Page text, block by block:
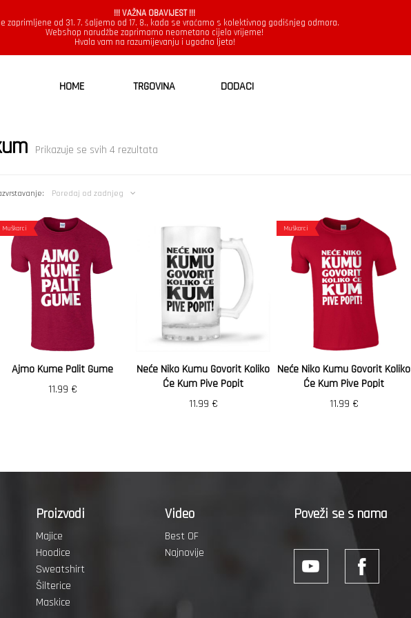
!!! VAŽNA OBAVIJEST !!!
zaprimljene od 31. 7. šaljemo od 17. 8., kada se vraćamo s kolektivnog godišnjeg odmora.
Webshop narudžbe zaprimamo neometano cijelo vrijeme!
Hvala vam na razumijevanju i ugodno ljeto!
HOME TRGOVINA DODACI
Prikazuje se svih 4 rezultataPoredano
Poredaj od zadnjeg
Muškarci
Ajmo Kume Palit Gume
11.99 €
Neće Niko Kumu Govorit Koliko
Će Kum Pive Popit
11.99 €
Muškarci
Neće Niko Kumu Govorit Koliko
Će Kum Pive Popit
11.99 €
Proizvodi
Majice
Hoodice
Sweatshirt
Šilterice
Maskice
Video
Best OF
Najnovije
Poveži se s nama